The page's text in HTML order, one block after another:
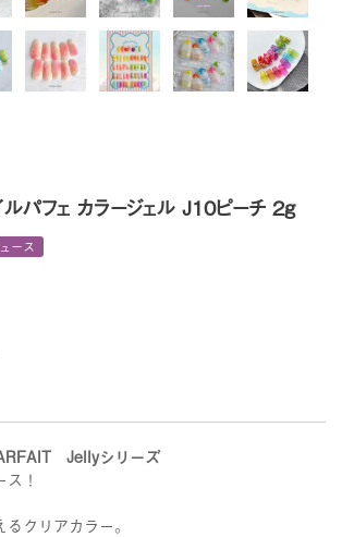
パフェ カラージェル J10ピーチ 2g
ース
Jellyシリーズ
！
クリアカラー。